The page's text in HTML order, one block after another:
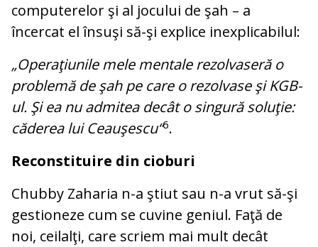
computerelor şi al jocului de şah – a
încercat el însuşi să-şi explice inex­pli­cabilul:
„Operaţiunile mele mentale rezolvaseră o
problemă de şah pe care o rezolvase şi KGB-
ul. Şi ea nu admitea decât o singură soluţie:
căderea lui Ceauşescu“6.
Reconstituire din cioburi
Chubby Zaharia n-a ştiut sau n-a vrut să-şi
gestioneze cum se cuvine geniul. Faţă de
noi, ceilalţi, care scriem mai mult de­cât